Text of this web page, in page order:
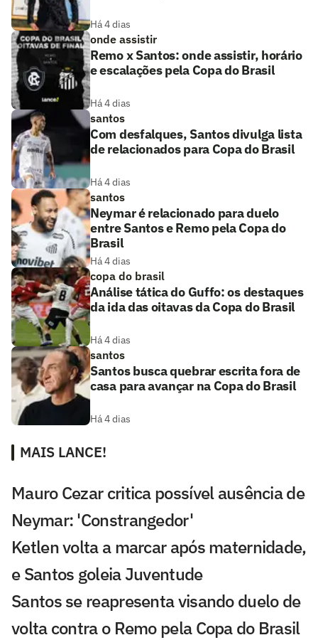
Há 4 dias
onde assistir
Remo x Santos: onde assistir, horário
e escalações pela Copa do Brasil
Há 4 dias
santos
Com desfalques, Santos divulga lista
de relacionados para Copa do Brasil
Há 4 dias
santos
Neymar é relacionado para duelo
entre Santos e Remo pela Copa do
Brasil
Há 4 dias
copa do brasil
Análise tática do Guffo: os destaques
da ida das oitavas da Copa do Brasil
Há 4 dias
santos
Santos busca quebrar escrita fora de
casa para avançar na Copa do Brasil
Há 4 dias
MAIS LANCE!
Mauro Cezar critica possível ausência de
Neymar: 'Constrangedor'
Ketlen volta a marcar após maternidade,
e Santos goleia Juventude
Santos se reapresenta visando duelo de
volta contra o Remo pela Copa do Brasil